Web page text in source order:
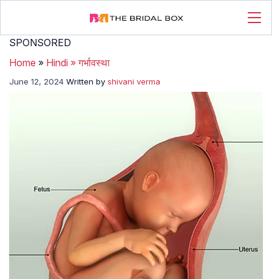
SPONSORED
Home » Hindi »गर्भावस्था
June 12, 2024 Written by shivani verma